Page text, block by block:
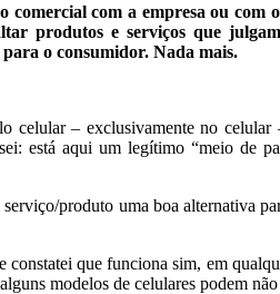
com a empresa ou com
produtos e serviços que
o consumidor. Nada mais.
– exclusivamente no celular
está aqui um legítimo “meio de
produto uma boa alternativa
que funciona sim, em
modelos de celulares podem